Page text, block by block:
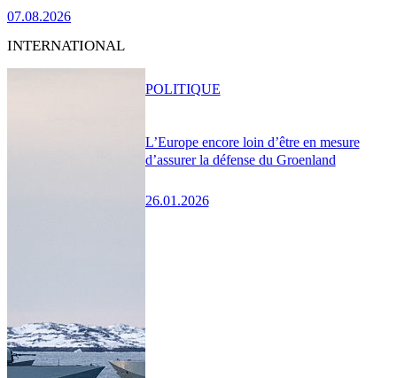
07.08.2026
INTERNATIONAL
L’Europe encore loin d’être en mesure
d’assurer la défense du Groenland
26.01.2026
POLITIQUE